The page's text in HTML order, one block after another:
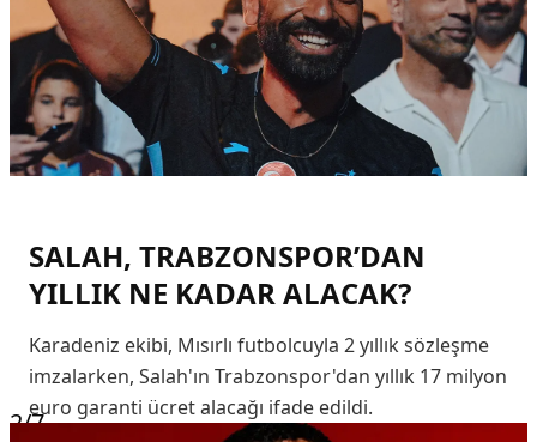
SALAH, TRABZONSPOR’DAN
YILLIK NE KADAR ALACAK?
Karadeniz ekibi, Mısırlı futbolcuyla 2 yıllık sözleşme
imzalarken, Salah'ın Trabzonspor'dan yıllık 17 milyon
euro garanti ücret alacağı ifade edildi.
2/7